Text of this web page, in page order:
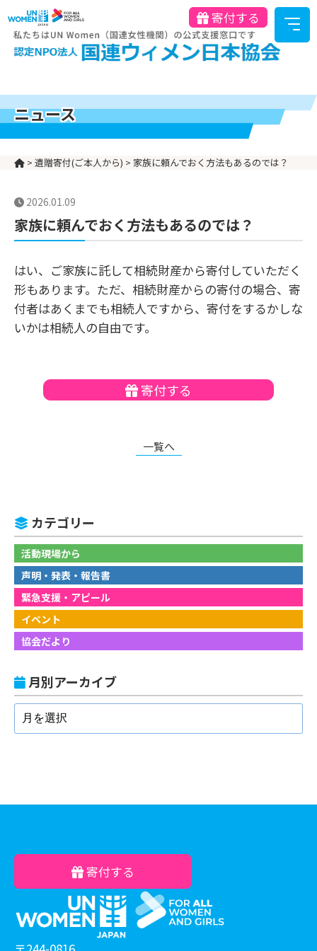
寄付する
ニュース
> 遺贈寄付(ご本人から) > 家族に頼んでおく方法もあるのでは？
2026.01.09
家族に頼んでおく方法もあるのでは？
はい、ご家族に託して相続財産から寄付していただく
形もあります。ただ、相続財産からの寄付の場合、寄
付者はあくまでも相続人ですから、寄付をするかしな
いかは相続人の自由です。
寄付する
一覧へ
カテゴリー
活動現場から
声明・発表・報告書
緊急支援・アピール
イベント
協会だより
月別アーカイブ
寄付する